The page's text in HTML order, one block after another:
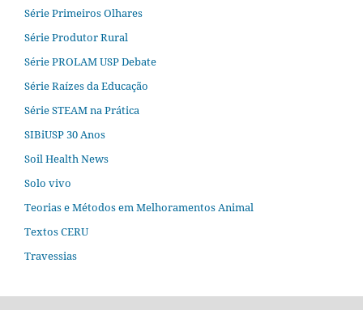
Série Primeiros Olhares
Série Produtor Rural
Série PROLAM USP Debate
Série Raízes da Educação
Série STEAM na Prática
SIBiUSP 30 Anos
Soil Health News
Solo vivo
Teorias e Métodos em Melhoramentos Animal
Textos CERU
Travessias